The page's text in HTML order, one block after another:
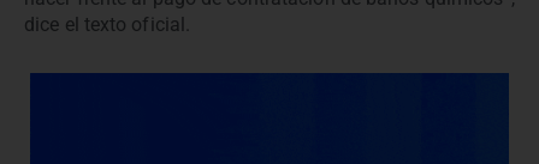
dice el texto oficial.